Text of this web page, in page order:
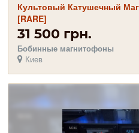
Культовый Катушечный
[RARE]
31 500 грн.
Бобинные магнитофоны
Киев